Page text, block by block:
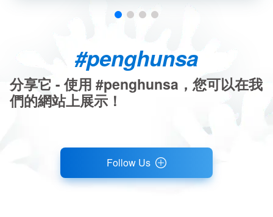
#penghunsa
分享它 - 使用 #penghunsa，您可以在我
們的網站上展示！
Follow Us